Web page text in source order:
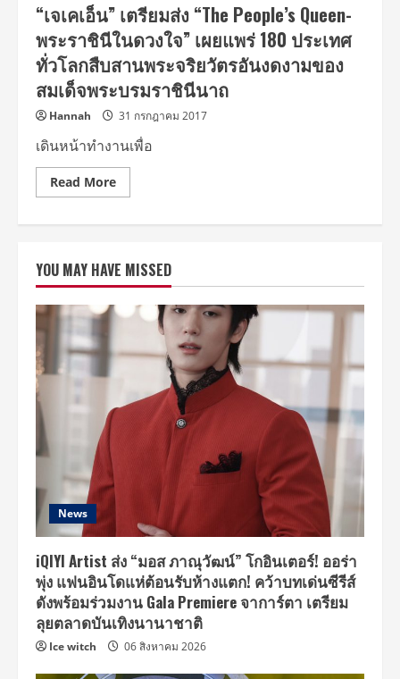
“เจเคเอ็น” เตรียมส่ง “The People’s Queen-
พระราชินีในดวงใจ” เผยแพร่ 180 ประเทศ
ทั่วโลกสืบสานพระจริยวัตรอันงดงามของ
สมเด็จพระบรมราชินีนาถ
Hannah 31 กรกฎาคม 2017
เดินหน้าทำงานเพื่อ
Read MoreRead
more
ส่ง
“The
People’s
Queen-
พระ
ดวงใจ”
ประเทศ
สืบสาน
สมเด็จ
พระบรม
YOU MAY HAVE MISSED
News
iQIYI Artist ส่ง “มอส ภาณุวัฒน์” โกอินเตอร์! ออร่า
พุ่ง แฟนอินโดแห่ต้อนรับห้างแตก! คว้าบทเด่นซีรีส์
ดังพร้อมร่วมงาน Gala Premiere จาการ์ตา เตรียม
ลุยตลาดบันเทิงนานาชาติ
Ice witch 06 สิงหาคม 2026